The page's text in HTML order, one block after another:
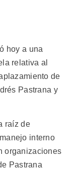
hoy a una
relativa al
de
Pastrana y
raíz de
interno
organizaciones
Pastrana